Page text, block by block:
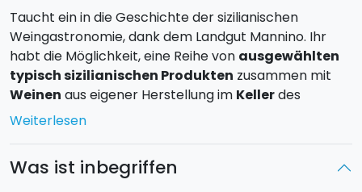
Taucht ein in die Geschichte der sizilianischen
Weingastronomie, dank dem Landgut Mannino. Ihr
habt die Möglichkeit, eine Reihe von ausgewählten
typisch sizilianischen Produkten zusammen mit
Weinen aus eigener Herstellung im Kellerdes
Landguts zu verkosten, egal ob im Frühling oder
Die Umgebung ist ideal, um die Tradition des
Weiterlesen
Was ist inbegriffen